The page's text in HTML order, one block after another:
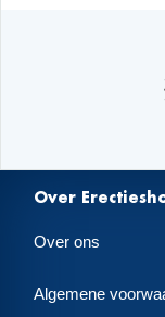
Over
Over ons
Algemene